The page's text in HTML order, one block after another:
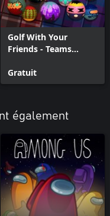
Golf With Your
Friends - Teams
Gratuit
également